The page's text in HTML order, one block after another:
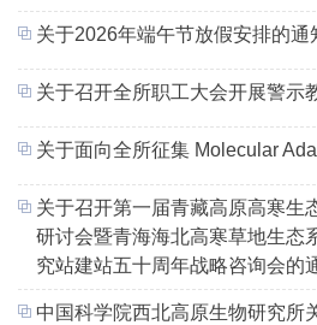
关于2026年端午节放假安排的通
关于召开全所职工大会开展警示
关于面向全所征集 Molecular
关于召开第一届青藏高原高寒生
研讨会暨青海海北高寒草地生态
究站建站五十周年战略咨询会的
中国科学院西北高原生物研究所